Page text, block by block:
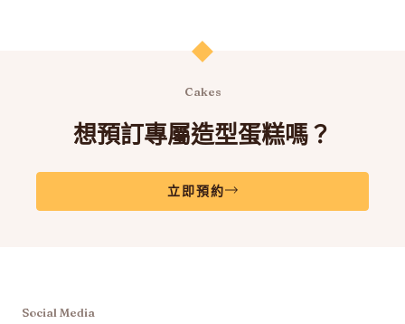
Cakes
想預訂專屬造型蛋糕嗎？
立即預約
Social Media